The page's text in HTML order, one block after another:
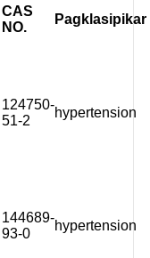
CAS
NO.
Pagklasipikar
124750-
51-2
hypertension
144689-
93-0
hypertension